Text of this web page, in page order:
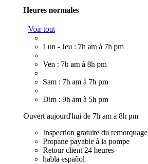
Heures normales
Voir tout
Lun - Jeu : 7h am à 7h pm
Ven : 7h am à 8h pm
Sam : 7h am à 7h pm
Dim : 9h am à 5h pm
Ouvert aujourd'hui de 7h am à 8h pm
Inspection gratuite du remorquage
Propane payable à la pompe
Retour client 24 heures
habla español